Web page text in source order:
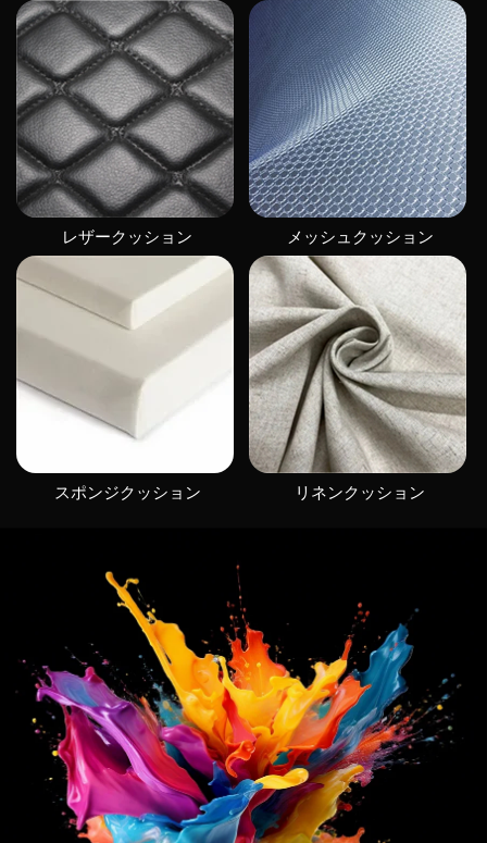
レザークッション メッシュクッション
スポンジクッション リネンクッション